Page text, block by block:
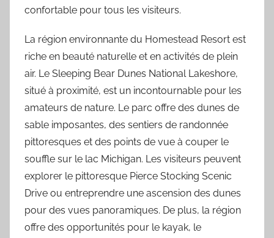
confortable pour tous les visiteurs.
La région environnante du Homestead Resort est
riche en beauté naturelle et en activités de plein
air. Le Sleeping Bear Dunes National Lakeshore,
situé à proximité, est un incontournable pour les
amateurs de nature. Le parc offre des dunes de
sable imposantes, des sentiers de randonnée
pittoresques et des points de vue à couper le
souffle sur le lac Michigan. Les visiteurs peuvent
explorer le pittoresque Pierce Stocking Scenic
Drive ou entreprendre une ascension des dunes
pour des vues panoramiques. De plus, la région
offre des opportunités pour le kayak, le